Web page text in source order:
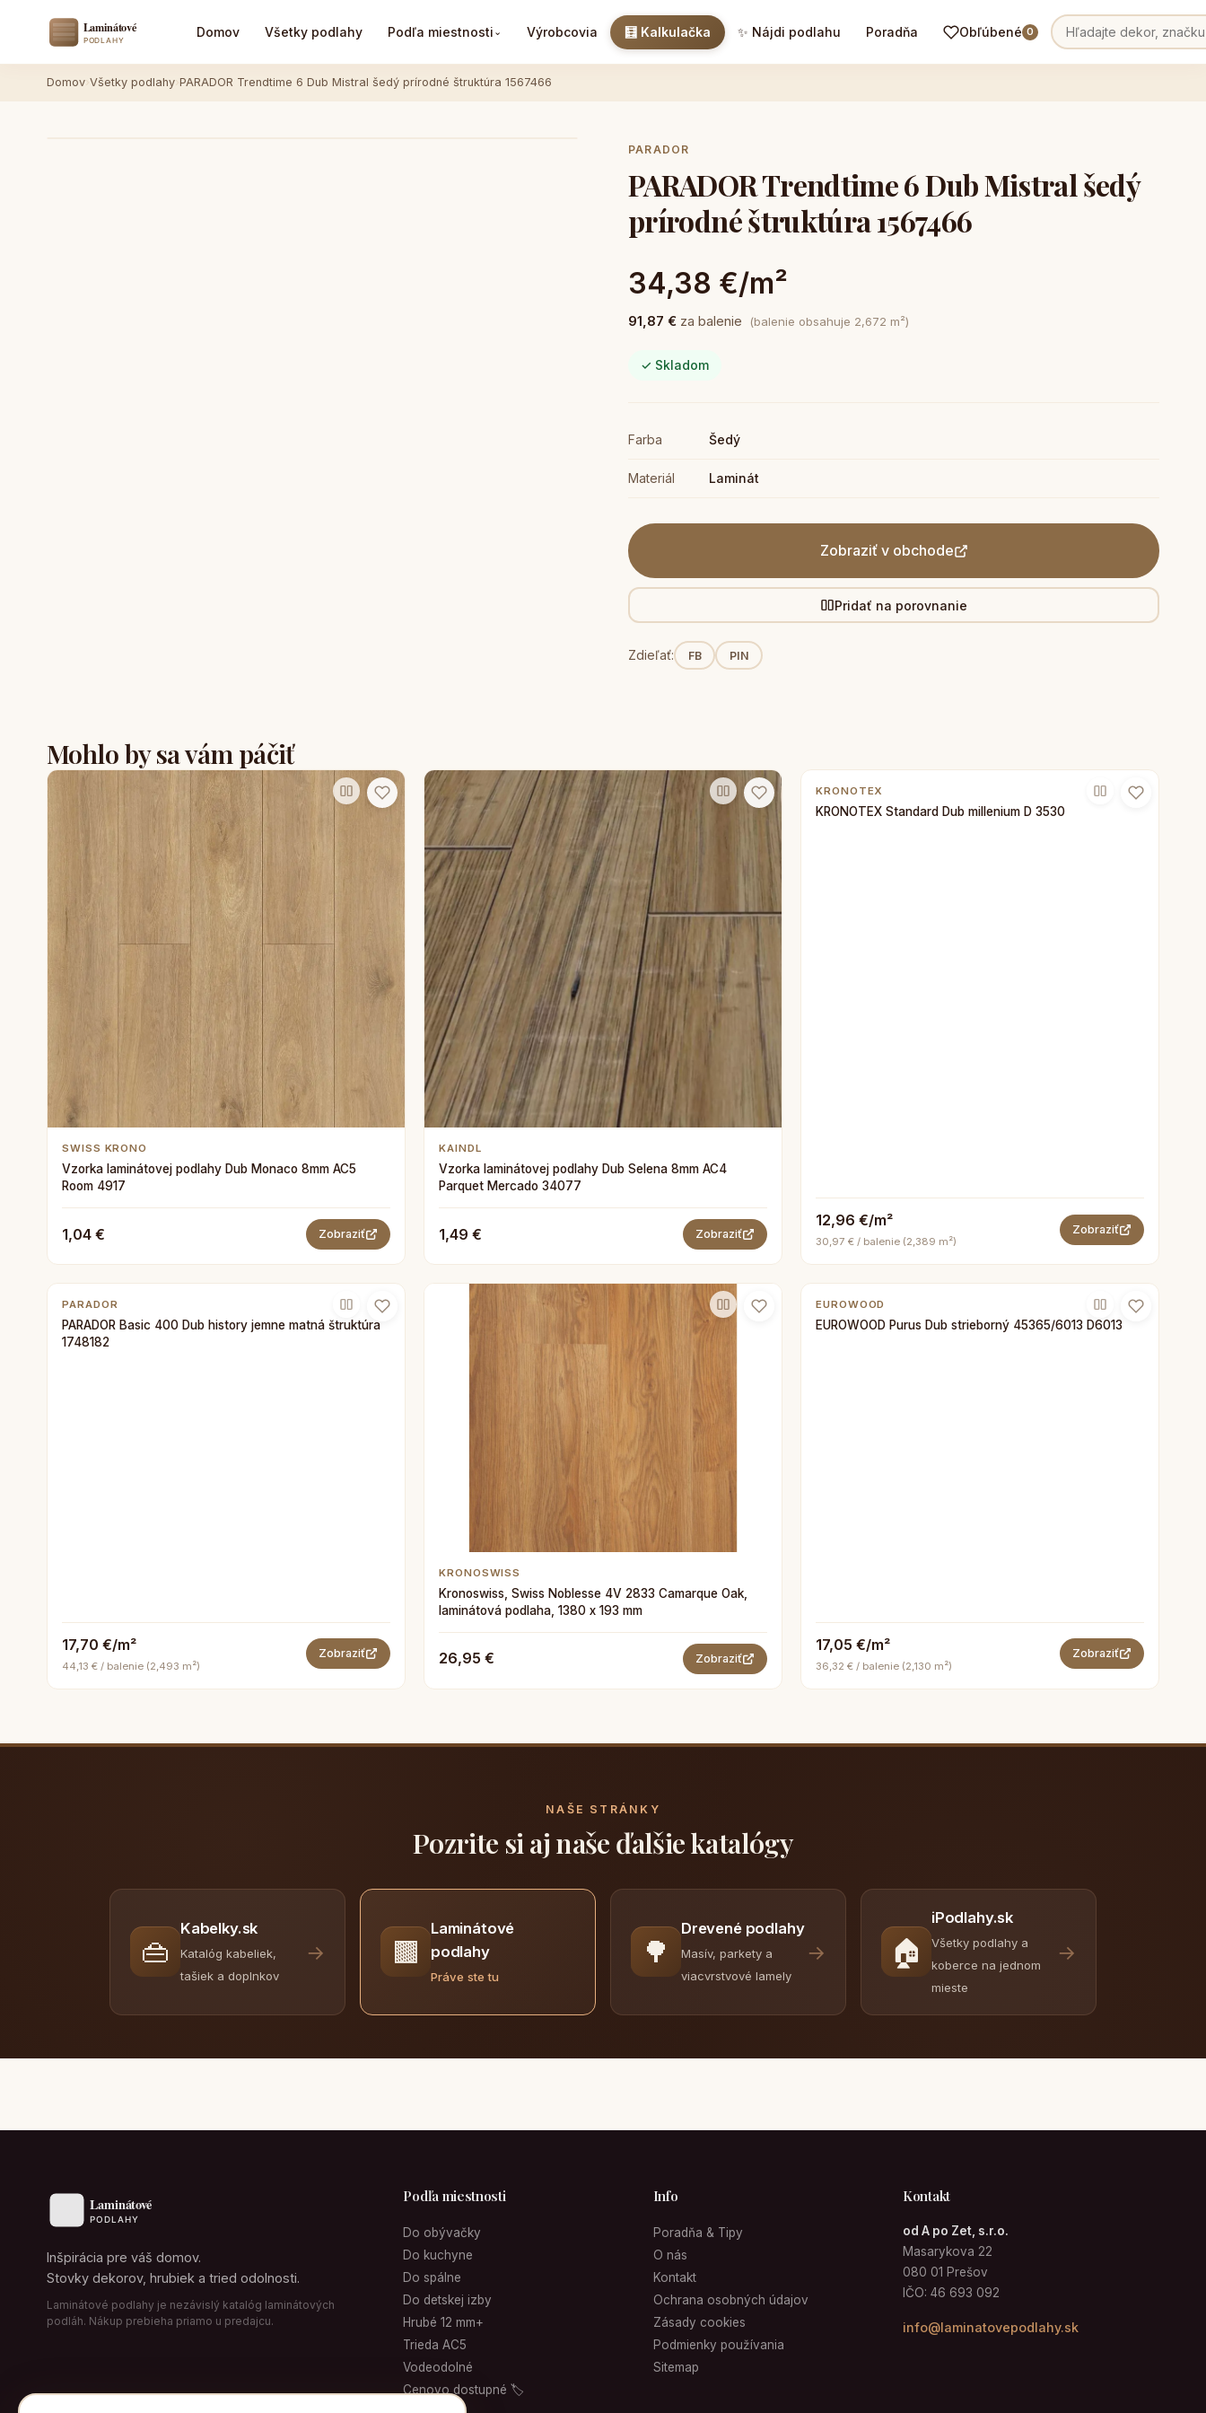
Domov Všetky podlahy Podľa miestnosti ⌄ Výrobcovia 🧮 Kalkulačka ✨ Nájdi podlahu Poradňa Obľúbené 0
Domov Všetky podlahy PARADOR Trendtime 6 Dub Mistral šedý prírodné štruktúra 1567466
PARADOR
PARADOR Trendtime 6 Dub Mistral šedý
prírodné štruktúra 1567466
34,38 €/m²
91,87 € za balenie (balenie obsahuje 2,672 m²)
✓ Skladom
Farba Šedý
Materiál Laminát
Zobraziť v obchode
Pridať na porovnanie
Zdieľať: FB PIN
Mohlo by sa vám páčiť
SWISS KRONO
Vzorka laminátovej podlahy Dub Monaco 8mm AC5
Room 4917
1,04 € Zobraziť
KAINDL
Vzorka laminátovej podlahy Dub Selena 8mm AC4
Parquet Mercado 34077
1,49 € Zobraziť
KRONOTEX
KRONOTEX Standard Dub millenium D 3530
12,96 €/m²
30,97 € / balenie (2,389 m²)
Zobraziť
PARADOR
PARADOR Basic 400 Dub history jemne matná štruktúra
1748182
17,70 €/m²
44,13 € / balenie (2,493 m²)
Zobraziť
KRONOSWISS
Kronoswiss, Swiss Noblesse 4V 2833 Camarque Oak,
laminátová podlaha, 1380 x 193 mm
26,95 € Zobraziť
EUROWOOD
EUROWOOD Purus Dub strieborný 45365/6013 D6013
17,05 €/m²
36,32 € / balenie (2,130 m²)
Zobraziť
NAŠE STRÁNKY
Pozrite si aj naše ďalšie katalógy
👜
Kabelky.sk
Katalóg kabeliek,
tašiek a doplnkov
→ 🟫
Laminátové
podlahy
Práve ste tu
🌳
Drevené podlahy
Masív, parkety a
viacvrstvové lamely
→ 🏠
iPodlahy.sk
Všetky podlahy a
koberce na jednom
mieste
→
Inšpirácia pre váš domov.
Stovky dekorov, hrubiek a tried odolnosti.
Laminátové podlahy je nezávislý katalóg laminátových
podláh. Nákup prebieha priamo u predajcu.
Podľa miestnosti
Do obývačky
Do kuchyne
Do spálne
Do detskej izby
Hrubé 12 mm+
Trieda AC5
Vodeodolné
Cenovo dostupné 🏷
Info
Poradňa & Tipy
O nás
Kontakt
Ochrana osobných údajov
Zásady cookies
Podmienky používania
Sitemap
Kontakt
od A po Zet, s.r.o.
Masarykova 22
080 01 Prešov
IČO: 46 693 092
info@laminatovepodlahy.sk